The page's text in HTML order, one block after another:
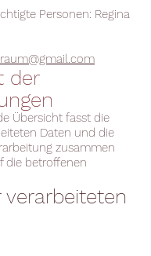
Personen: Regina
der
Übersicht fasst die
Daten und die
zusammen
die betroffenen